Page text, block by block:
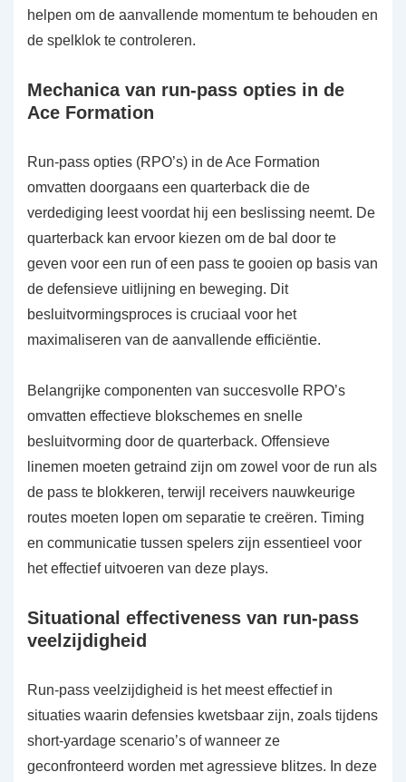
helpen om de aanvallende momentum te behouden en
de spelklok te controleren.
Mechanica van run-pass opties in de
Ace Formation
Run-pass opties (RPO’s) in de Ace Formation
omvatten doorgaans een quarterback die de
verdediging leest voordat hij een beslissing neemt. De
quarterback kan ervoor kiezen om de bal door te
geven voor een run of een pass te gooien op basis van
de defensieve uitlijning en beweging. Dit
besluitvormingsproces is cruciaal voor het
maximaliseren van de aanvallende efficiëntie.
Belangrijke componenten van succesvolle RPO’s
omvatten effectieve blokschemes en snelle
besluitvorming door de quarterback. Offensieve
linemen moeten getraind zijn om zowel voor de run als
de pass te blokkeren, terwijl receivers nauwkeurige
routes moeten lopen om separatie te creëren. Timing
en communicatie tussen spelers zijn essentieel voor
het effectief uitvoeren van deze plays.
Situational effectiveness van run-pass
veelzijdigheid
Run-pass veelzijdigheid is het meest effectief in
situaties waarin defensies kwetsbaar zijn, zoals tijdens
short-yardage scenario’s of wanneer ze
geconfronteerd worden met agressieve blitzes. In deze